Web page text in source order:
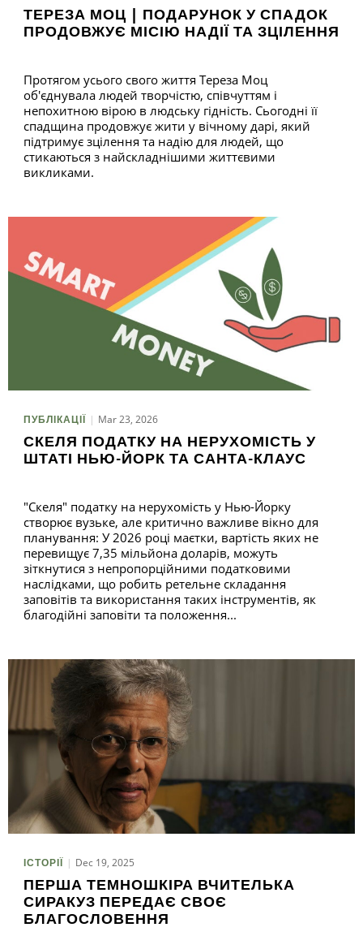
ТЕРЕЗА МОЦ | ПОДАРУНОК У СПАДОК
ПРОДОВЖУЄ МІСІЮ НАДІЇ ТА ЗЦІЛЕННЯ
Протягом усього свого життя Тереза Моц
об'єднувала людей творчістю, співчуттям і
непохитною вірою в людську гідність. Сьогодні її
спадщина продовжує жити у вічному дарі, який
підтримує зцілення та надію для людей, що
стикаються з найскладнішими життєвими
викликами.
ПУБЛІКАЦІЇ Mar 23, 2026
СКЕЛЯ ПОДАТКУ НА НЕРУХОМІСТЬ У
ШТАТІ НЬЮ-ЙОРК ТА САНТА-КЛАУС
"Скеля" податку на нерухомість у Нью-Йорку
створює вузьке, але критично важливе вікно для
планування: У 2026 році маєтки, вартість яких не
перевищує 7,35 мільйона доларів, можуть
зіткнутися з непропорційними податковими
наслідками, що робить ретельне складання
заповітів та використання таких інструментів, як
благодійні заповіти та положення...
ІСТОРІЇ Dec 19, 2025
ПЕРША ТЕМНОШКІРА ВЧИТЕЛЬКА
СИРАКУЗ ПЕРЕДАЄ СВОЄ
БЛАГОСЛОВЕННЯ